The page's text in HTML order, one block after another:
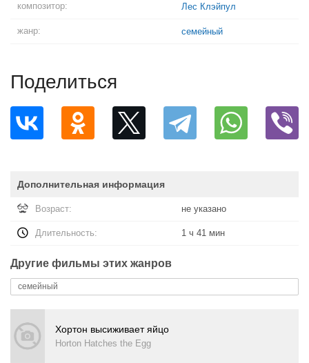
композитор: Лес Клэйпул
жанр: семейный
Поделиться
Дополнительная информация
Возраст: не указано
Длительность: 1 ч 41 мин
Другие фильмы этих жанров
семейный
Хортон высиживает яйцо
Horton Hatches the Egg